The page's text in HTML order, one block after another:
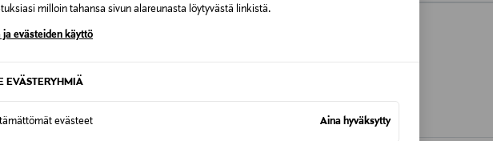
milloin tahansa sivun alareunasta löytyvästä linkistä.
ja evästeiden käyttö
EVÄSTERYHMIÄ
evästeet Aina hyväksytty
0,00 €
7,90 €–50,00 € kuljetusyhtiöstä ja tuotteen koosta riippuen
NÄISTÄ